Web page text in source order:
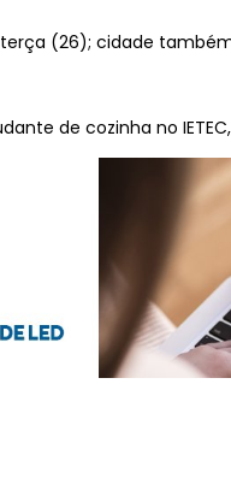
(26); cidade
de cozinha no